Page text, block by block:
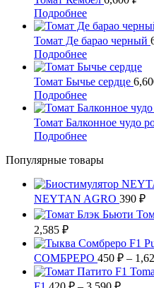
можно
выбрать
на
странице
товара.
несколько
вариаций.
Опции
можно
выбрать
на
странице
товара.
ПодробнееЭтот
товар
имеет
несколько
вариаций.
Опции
можно
выбрать
на
странице
товара.
Томат Де барао черный
ПодробнееЭтот
товар
имеет
несколько
вариаций.
Опции
можно
выбрать
странице
товара.
Томат Бычье сердце
ПодробнееЭтот
товар
имеет
несколько
вариаций.
Опции
выбрать
на
странице
товара.
Томат Балконное чудо
ПодробнееЭтот
имеет
вариаций.
Опции
можно
странице
товара.
Популярные товары
NEYTAN AGRO 390 ₽
2,585 ₽Диапазон
цен:
300 ₽
–
2,585 ₽
СОМБРЕРО 450 ₽ –